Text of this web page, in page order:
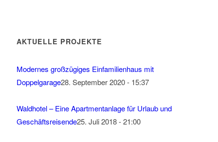
AKTUELLE PROJEKTE
Modernes großzügiges Einfamilienhaus mit
Doppelgarage28. September 2020 - 15:37
Waldhotel – Eine Apartmentanlage für Urlaub und
Geschäftsreisende25. Juli 2018 - 21:00